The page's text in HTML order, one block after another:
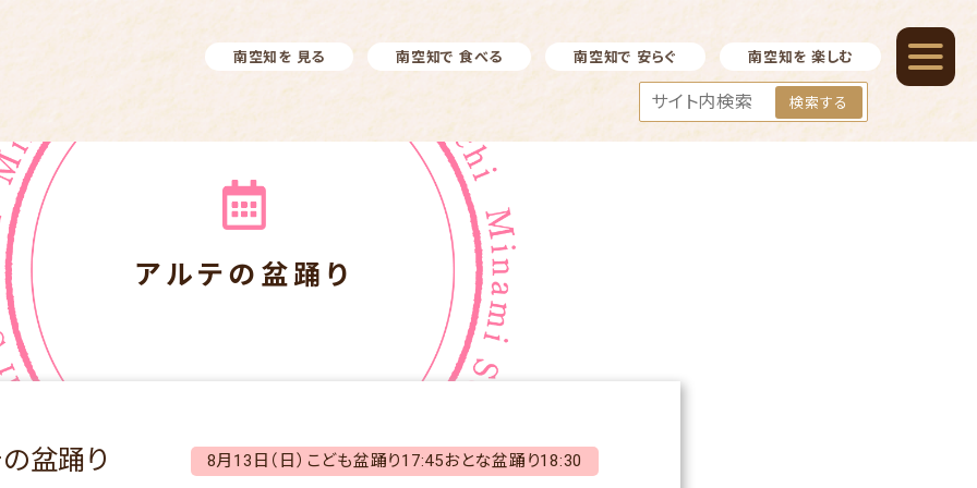
南空知を 見る 南空知で 食べる 南空知で 安らぐ 南空知を 楽しむ
検索する
アルテの盆踊り
盆踊り 8月13日（日）こども盆踊り17:45おとな盆踊り18:30